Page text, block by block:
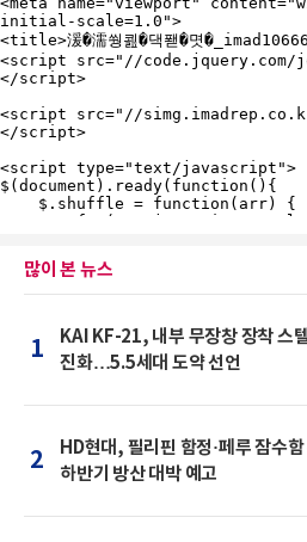
많이 본 뉴스
1
KAI KF-21, 내부 무장창 장착 스
진화…5.5세대 도약 선언
2
HD현대, 필리핀 함정·페루 잠수
하반기 방산 대박 예고